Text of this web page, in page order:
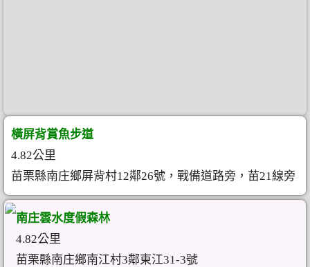
橫屏背賞魚步道
4.82公里
苗栗縣南庄鄉屏背村12鄰26號，戰備道路旁，苗21線旁
南庄雲水度假森林
4.82公里
苗栗縣南庄鄉南江村3鄰東江31-3號